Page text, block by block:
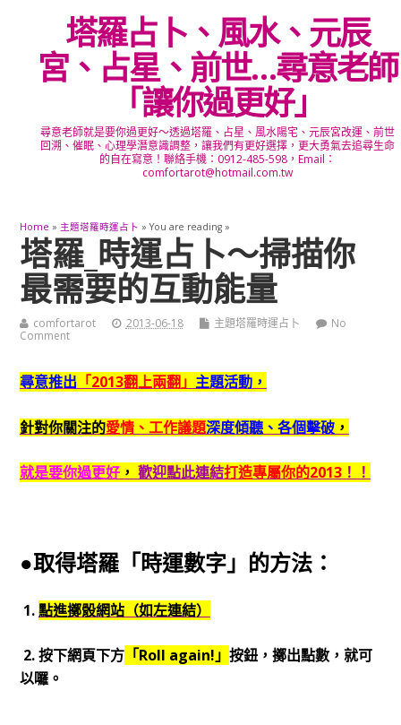
塔羅占卜、風水、元辰
宮、占星、前世…尋意老師
「讓你過更好」
尋意老師就是要你過更好～透過塔羅、占星、風水陽宅、元辰宮改運、前世
回溯、催眠、心理學潛意識調整，讓我們有更好選擇，更大勇氣去追尋生命
的自在寫意！聯絡手機：0912-485-598，Email：
comfortarot@hotmail.com.tw
Home » 主題塔羅時運占卜 » You are reading »
塔羅_時運占卜～掃描你
最需要的互動能量
comfortarot 2013-06-18 主題塔羅時運占卜
No
Comment
尋意推出 「2013翻上兩翻」 主題活動，
針對你關注的愛情、工作議題深度傾聽、各個擊破，
就是要你過更好， 歡迎點此連結打造專屬你的2013！！
●取得塔羅「時運數字」的方法：
1.點進擲骰網站（如左連結）
2. 按下網頁下方「Roll again!」 按鈕，擲出點數，就可
以囉。